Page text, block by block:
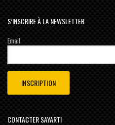
S’INSCRIRE À LA NEWSLETTER
Email
CONTACTER SAYARTI